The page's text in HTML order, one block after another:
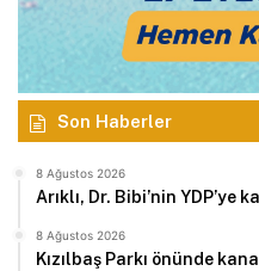
Son Haberler
8 Ağustos 2026
Arıklı, Dr. Bibi’nin YDP’ye
8 Ağustos 2026
Kızılbaş Parkı önünde